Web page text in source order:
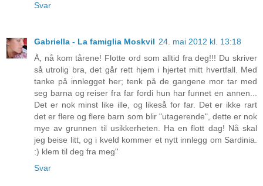
Svar
Gabriella - La famiglia Moskvil 24. mai 2012 kl. 13:18
Å, nå kom tårene! Flotte ord som alltid fra deg!!! Du skriver
så utrolig bra, det går rett hjem i hjertet mitt hvertfall. Med
tanke på innlegget her; tenk på de gangene mor tar med
seg barna og reiser fra far fordi hun har funnet en annen...
Det er nok minst like ille, og likeså for far. Det er ikke rart
det er flere og flere barn som blir "utagerende", dette er nok
mye av grunnen til usikkerheten. Ha en flott dag! Nå skal
jeg beise litt, og i kveld kommer et nytt innlegg om Sardinia.
:) klem til deg fra meg''
Svar